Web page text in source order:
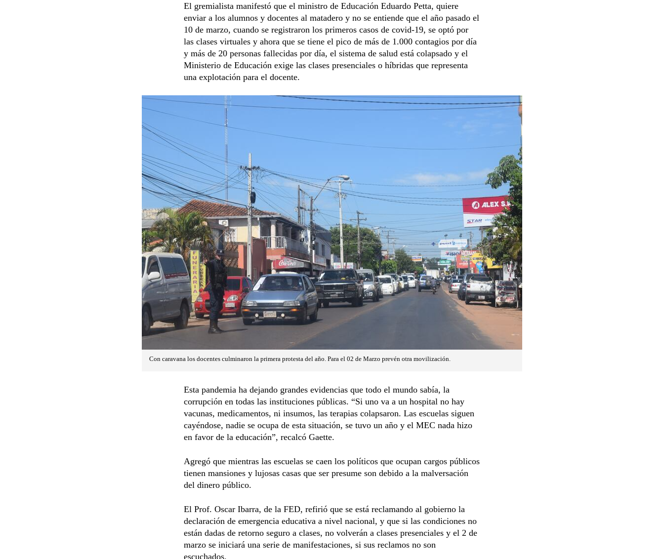
El gremialista manifestó que el ministro de Educación Eduardo Petta, quiere
enviar a los alumnos y docentes al matadero y no se entiende que el año pasado el
10 de marzo, cuando se registraron los primeros casos de covid-19, se optó por
las clases virtuales y ahora que se tiene el pico de más de 1.000 contagios por día
y más de 20 personas fallecidas por día, el sistema de salud está colapsado y el
Ministerio de Educación exige las clases presenciales o híbridas que representa
una explotación para el docente.
Con caravana los docentes culminaron la primera protesta del año. Para el 02 de Marzo prevén otra movilización.
Esta pandemia ha dejando grandes evidencias que todo el mundo sabía, la
corrupción en todas las instituciones públicas. “Si uno va a un hospital no hay
vacunas, medicamentos, ni insumos, las terapias colapsaron. Las escuelas siguen
cayéndose, nadie se ocupa de esta situación, se tuvo un año y el MEC nada hizo
en favor de la educación”, recalcó Gaette.
Agregó que mientras las escuelas se caen los políticos que ocupan cargos públicos
tienen mansiones y lujosas casas que ser presume son debido a la malversación
del dinero público.
El Prof. Oscar Ibarra, de la FED, refirió que se está reclamando al gobierno la
declaración de emergencia educativa a nivel nacional, y que si las condiciones no
están dadas de retorno seguro a clases, no volverán a clases presenciales y el 2 de
marzo se iniciará una serie de manifestaciones, si sus reclamos no son
escuchados.